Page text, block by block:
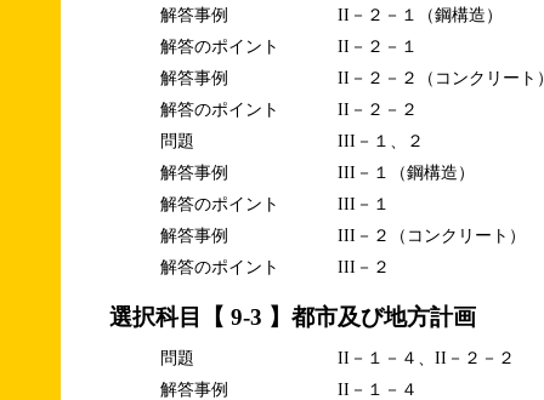
解答事例
II－２－１（鋼構造）
解答のポイント
II－２－１
解答事例
II－２－２（コンクリート
解答のポイント
II－２－２
問題
III－１、２
解答事例
III－１（鋼構造）
解答のポイント
III－１
解答事例
III－２（コンクリート）
解答のポイント
III－２
選択科目【 9-3 】都市及び地方計画
問題
II－１－４、II－２－２
解答事例
II－１－４